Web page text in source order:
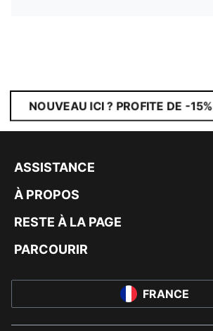
NOUVEAU ICI ? PROFITE DE -15%
ASSISTANCE
À PROPOS
RESTE À LA PAGE
PARCOURIR
FRANCE